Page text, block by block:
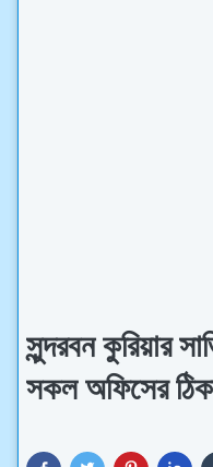
সুন্দরবন কুরিয়ার
সকল অফিসের